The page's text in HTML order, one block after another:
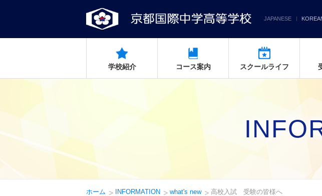
JAPANESE
学校紹介 コース案内 スクールライフ
ホーム INFORMATION what's new 高校入試 受験の皆様へ